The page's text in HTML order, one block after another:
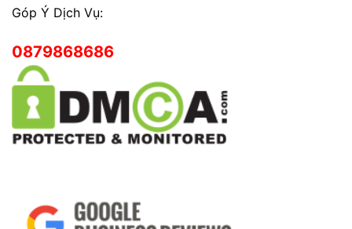
Góp Ý Dịch Vụ:
0879868686